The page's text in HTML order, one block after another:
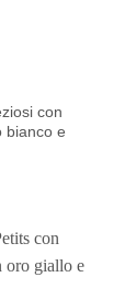
con
bianco e